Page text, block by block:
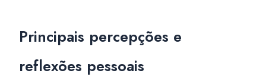
Principais percepções e
reflexões pessoais